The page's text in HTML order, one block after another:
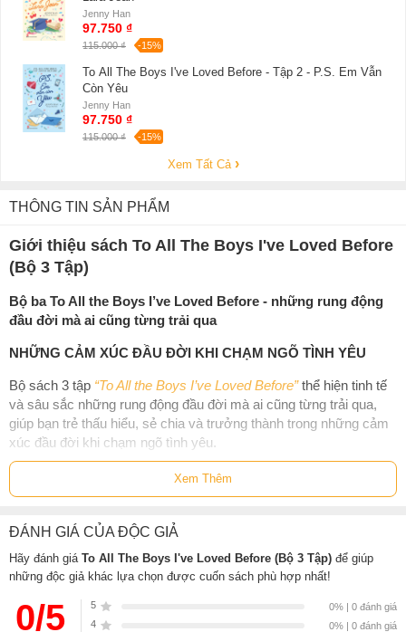
Jenny Han
97.750 ₫
115.000 ₫ -15%
To All The Boys I've Loved Before - Tập 2 - P.S. Em Vẫn
Còn Yêu
Jenny Han
97.750 ₫
115.000 ₫ -15%
Xem Tất Cả
THÔNG TIN SẢN PHẨM
Giới thiệu sách To All The Boys I've Loved Before
(Bộ 3 Tập)
Bộ ba To All the Boys I’ve Loved Before - những rung động
đầu đời mà ai cũng từng trải qua
NHỮNG CẢM XÚC ĐẦU ĐỜI KHI CHẠM NGÕ TÌNH YÊU
Bộ sách 3 tập “To All the Boys I’ve Loved Before”thể hiện tinh tế
và sâu sắc những rung động đầu đời mà ai cũng từng trải qua,
giúp bạn trẻ thấu hiểu, sẻ chia và trưởng thành trong những cảm
xúc đầu đời khi chạm ngõ tình yêu.
To All the Boys I’ve Loved Before
tập:
Tập 1 - Gửi những chàng trai tôi từng yêu
Tập 2 - P.S. Em vẫn còn yêu
Tập 3 - Luôn mãi yêu, Lara Jean
To All the Boys I’ve Loved Before
Cô gái mười sáu tuổi, có thói quen viết thư cho những chàng trai
Xem Thêm
ĐÁNH GIÁ CỦA ĐỘC GIẢ
Hãy đánh giá To All The Boys I've Loved Before (Bộ 3 Tập) để giúp
những độc giả khác lựa chọn được cuốn sách phù hợp nhất!
0/5 5
0% | 0 đánh giá
4
0% | 0 đánh giá